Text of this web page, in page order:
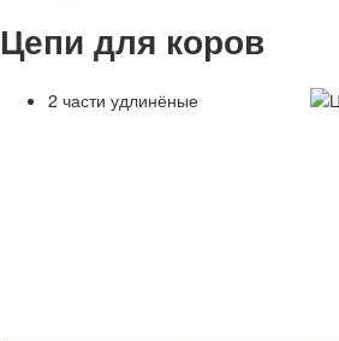
Цепи для коров
2 части удлинёные